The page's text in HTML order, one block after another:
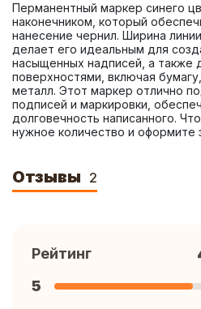
Перманентный маркер синего
наконечником, который
нанесение чернил. Ширина
делает его идеальным для
насыщенных надписей, а также
поверхностями, включая
металл. Этот маркер отлично
подписей и маркировки,
долговечность написанного.
нужное количество и оформите
Отзывы 2
Рейтинг
5